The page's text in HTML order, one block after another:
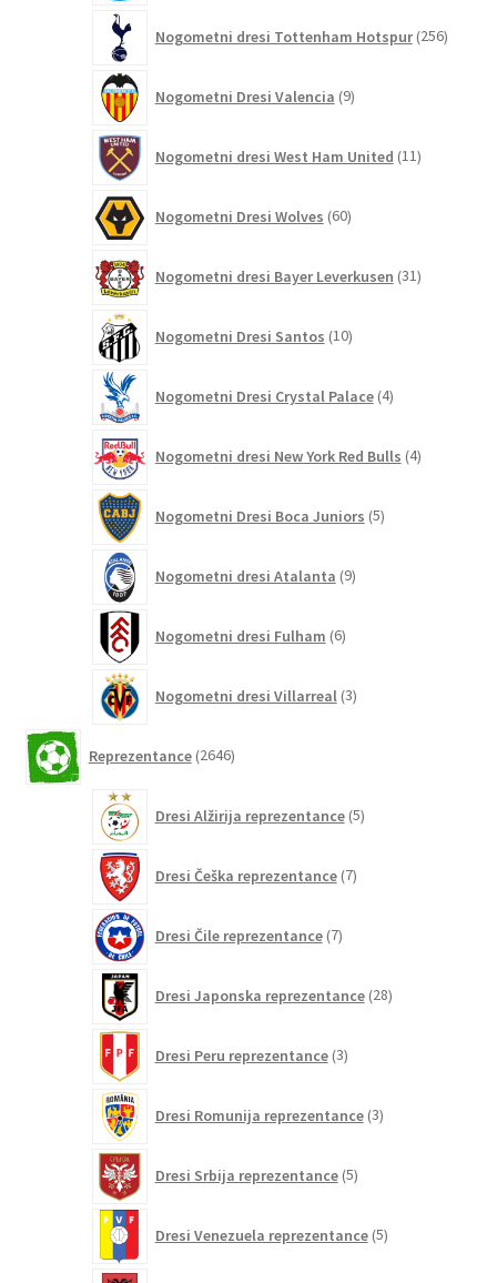
Nogometni dresi Tottenham Hotspur 256
Nogometni Dresi Valencia 9izdelkov
Nogometni dresi West Ham United 11izdelkov
Nogometni Dresi Wolves 60izdelkov
Nogometni dresi Bayer Leverkusen 31izdelkov
Nogometni Dresi Santos 10izdelkov
Nogometni Dresi Crystal Palace 4izdelki
Nogometni dresi New York Red Bulls 4izdelki
Nogometni Dresi Boca Juniors 5izdelkov
Nogometni dresi Atalanta 9izdelkov
Nogometni dresi Fulham 6izdelkov
Nogometni dresi Villarreal 3izdelki
Reprezentance 2646izdelkov
Dresi Alžirija reprezentance 5izdelkov
Dresi Češka reprezentance 7izdelkov
Dresi Čile reprezentance 7izdelkov
Dresi Japonska reprezentance 28izdelkov
Dresi Peru reprezentance 3izdelki
Dresi Romunija reprezentance 3izdelki
Dresi Srbija reprezentance 5izdelkov
Dresi Venezuela reprezentance 5izdelkov